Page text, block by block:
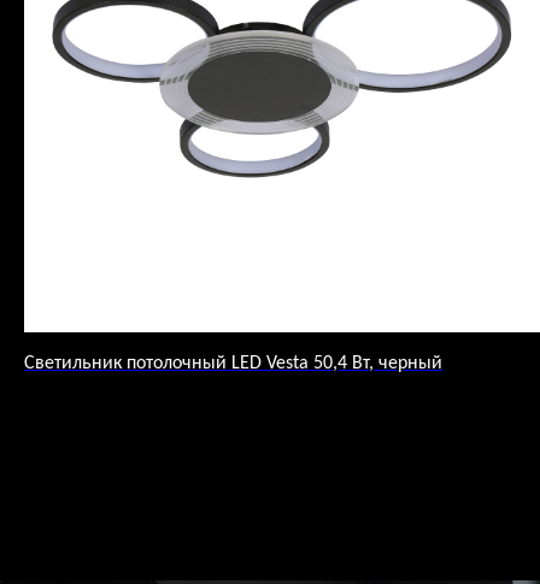
Светильник потолочный LED Vesta 50,4 Вт, черный